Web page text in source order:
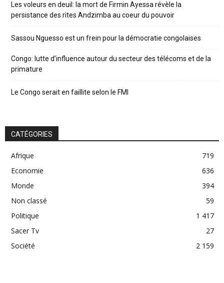
Les voleurs en deuil: la mort de Firmin Ayessa révèle la
persistance des rites Andzimba au coeur du pouvoir
Sassou Nguesso est un frein pour la démocratie congolaises
Congo: lutte d’influence autour du secteur des télécoms et de la
primature
Le Congo serait en faillite selon le FMI
CATÉGORIES
Afrique
719
Economie
636
Monde
394
Non classé
59
Politique
1 417
Sacer Tv
27
Société
2 159